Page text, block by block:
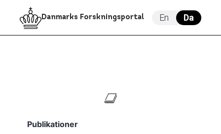
Danmarks Forskningsportal En Da
Publikationer